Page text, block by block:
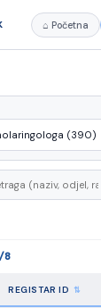
⌂ Početna
8
REGISTAR ID